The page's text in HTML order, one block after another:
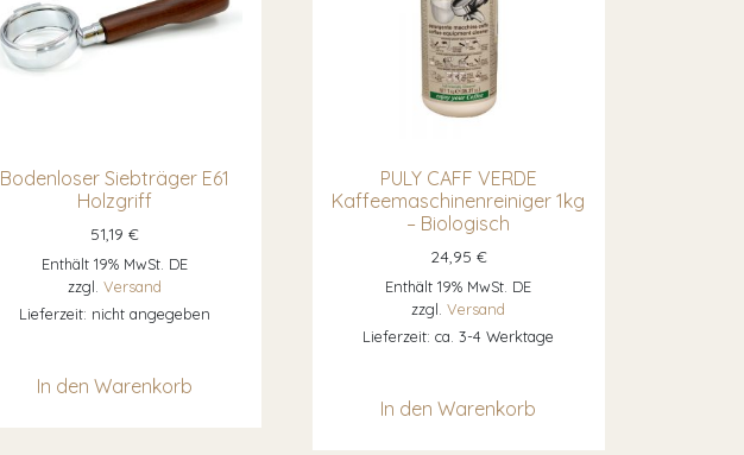
Bodenloser Siebträger E61
Holzgriff
51,19 €
Enthält 19% MwSt. DE
zzgl. Versand
Lieferzeit: nicht angegeben
In den Warenkorb
PULY CAFF VERDE
Kaffeemaschinenreiniger 1kg
– Biologisch
24,95 €
Enthält 19% MwSt. DE
zzgl.Versand
Lieferzeit: ca. 3-4 Werktage
In den Warenkorb